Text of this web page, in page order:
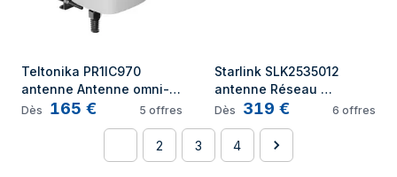
Teltonika PR1IC970
antenne Antenne omni-
directionnelle SMA 28 dBi
Dès 165 € 5 offres
Starlink SLK2535012
antenne Réseau
électronique en phase
Dès 319 € 6 offres
2 3 4